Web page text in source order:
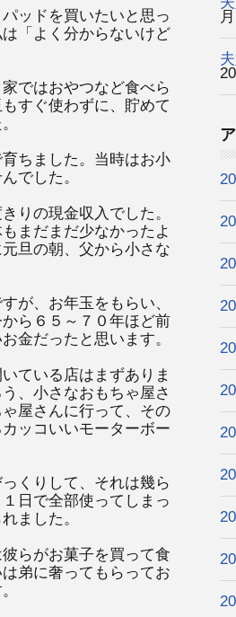
ッドを買いたいと思っ
「よく分からないけど
ではおやつなど食べら
すぐ使わずに、貯めて
ちました。当時はお小
でした。
りの現金収入でした。
まだまだ少なかったよ
旦の朝、父から小さな
が、お年玉をもらい、
ら６５～７０年ほど前
金だったと思います。
ている店はまずありま
、小さなおもちゃ屋さ
屋さんに行って、その
ッコいいモーターボー
くりして、それは幾ら
日で全部使ってしまっ
ました。
らがお菓子を買って食
弟に奢ってもらってお